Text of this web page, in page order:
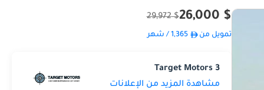
$ 26,000
$ 29,972
تمويل من 1,365 / شهر
Target Motors 3
مشاهدة المزيد من الإعلانات